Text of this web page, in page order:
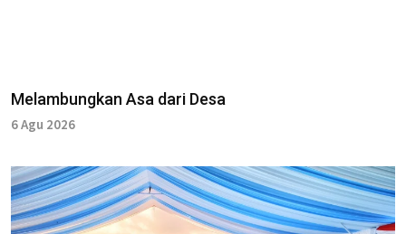
Melambungkan Asa dari Desa
6 Agu 2026